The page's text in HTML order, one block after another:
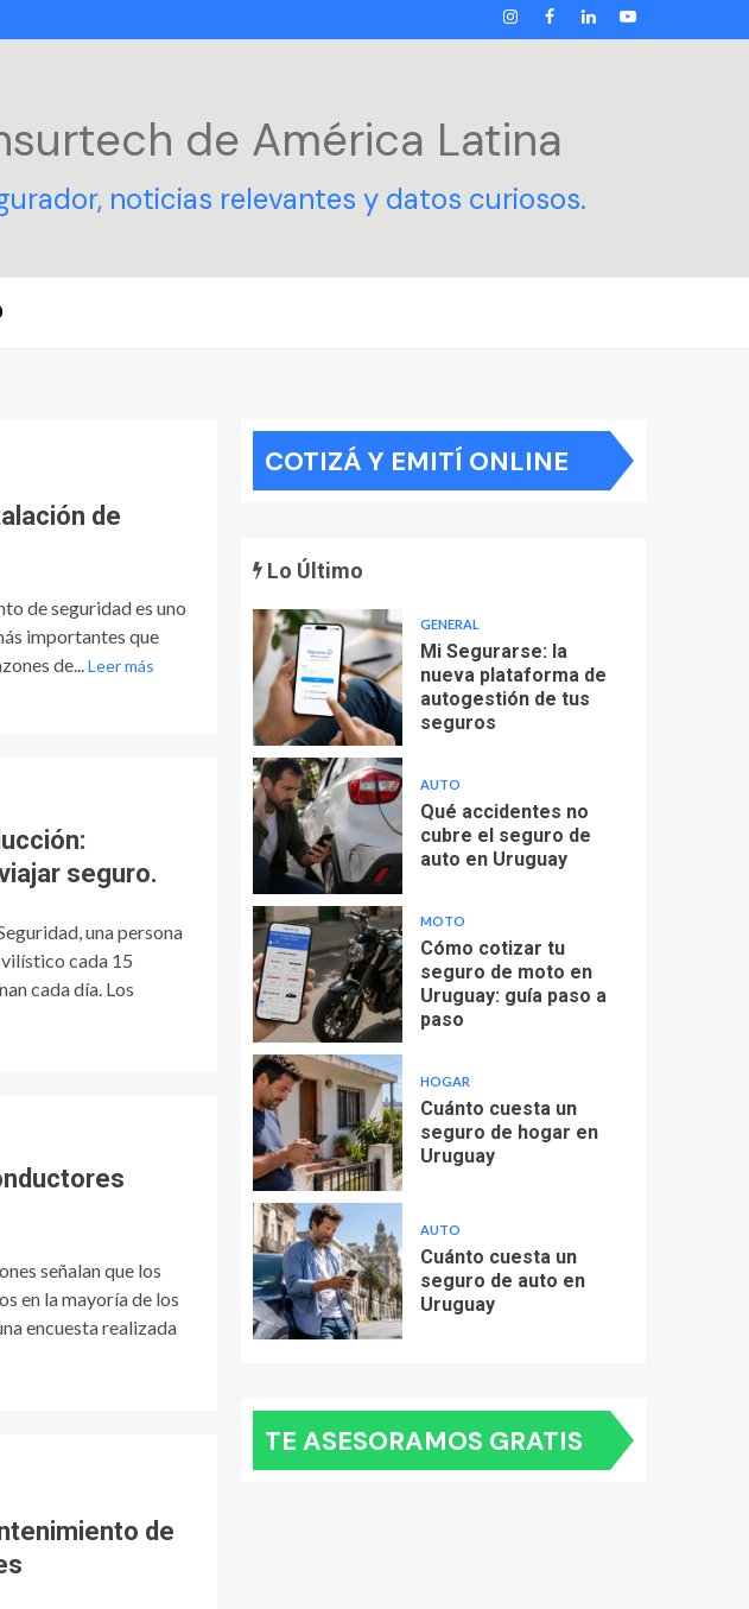
INSTAGRAM
FACEBOOK
LINKEDIN
YOUTUBE
de América Latina
noticias relevantes y datos curiosos.
de
de seguridad es uno
importantes que
de... Leer más
seguro.
una persona
cada 15
cada día. Los
señalan que los
en la mayoría de los
encuesta realizada
de
COTIZÁ Y EMITÍ ONLINE
Lo Último
GENERAL
Mi Segurarse: la
nueva plataforma de
autogestión de tus
seguros
AUTO
Qué accidentes no
cubre el seguro de
auto en Uruguay
MOTO
Cómo cotizar tu
seguro de moto en
Uruguay: guía paso a
paso
HOGAR
Cuánto cuesta un
seguro de hogar en
Uruguay
AUTO
Cuánto cuesta un
seguro de auto en
Uruguay
TE ASESORAMOS GRATIS